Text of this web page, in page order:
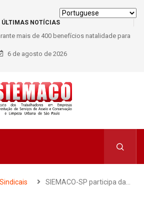
ÚLTIMAS NOTÍCIAS
mais de 400 benefícios natalidade para
do Asseio em 2026
6 de agosto de 2026
SIEMACO-SP participa da…